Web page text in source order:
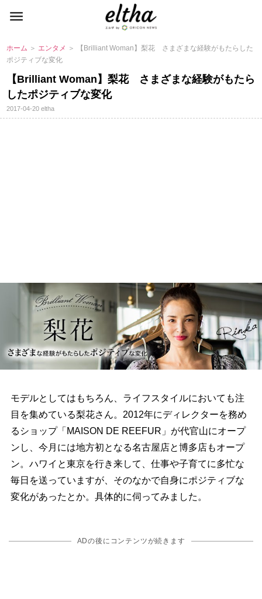
ホーム ＞ エンタメ ＞ 【Brilliant Woman】梨花 さまざまな経験がもたらした
ポジティブな変化
【Brilliant Woman】梨花 さまざまな経験がもたら
したポジティブな変化
2017-04-20eltha
モデルとしてはもちろん、ライフスタイルにおいても注
目を集めている梨花さん。2012年にディレクターを務め
るショップ「MAISON DE REEFUR」が代官山にオープ
ンし、今月には地方初となる名古屋店と博多店もオープ
ン。ハワイと東京を行き来して、仕事や子育てに多忙な
毎日を送っていますが、そのなかで自身にポジティブな
変化があったとか。具体的に伺ってみました。
ADの後にコンテンツが続きます